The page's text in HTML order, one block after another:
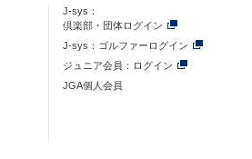
J-sys：
倶楽部・団体ログイン
J-sys：ゴルファーログイン
ジュニア会員：ログイン
JGA個人会員